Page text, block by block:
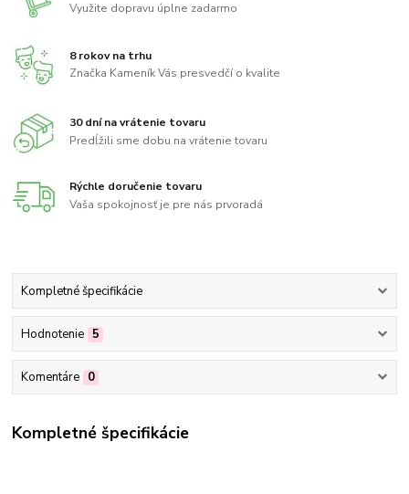
Využite dopravu úplne zadarmo
8 rokov na trhu
Značka Kameník Vás presvedčí o kvalite
30 dní na vrátenie tovaru
Predĺžili sme dobu na vrátenie tovaru
Rýchle doručenie tovaru
Vaša spokojnosť je pre nás prvoradá
Kompletné špecifikácie
Hodnotenie 5
Komentáre 0
Kompletné špecifikácie